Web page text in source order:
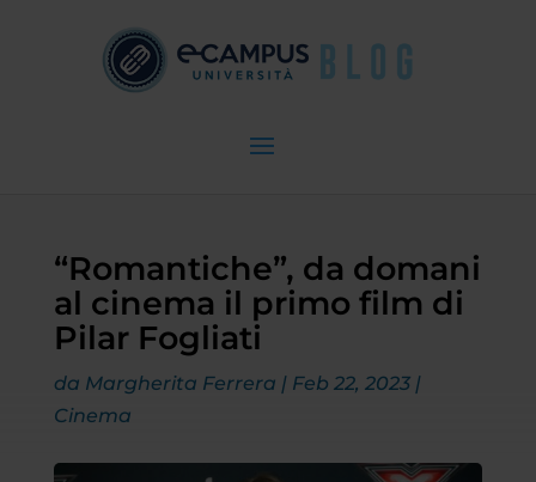
“Romantiche”, da domani
al cinema il primo film di
Pilar Fogliati
da Margherita Ferrera | Feb 22, 2023|
Cinema